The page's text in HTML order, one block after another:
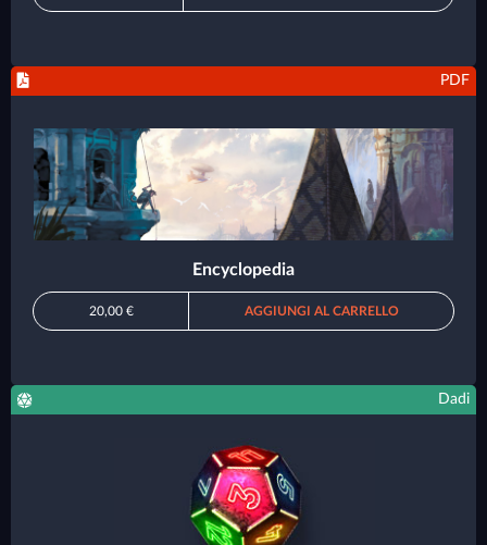
PDF
Encyclopedia
20,00 € AGGIUNGI AL CARRELLO
Dadi